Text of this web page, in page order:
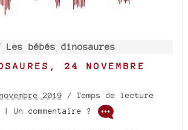
Les bébés dinosaures
24 NOVEMBRE
2019 / Temps de lecture
Un commentaire ?